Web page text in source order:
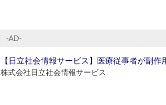
‐AD‐
【日立社会情報サービス】医療従事者が副作
株式会社日立社会情報サービス